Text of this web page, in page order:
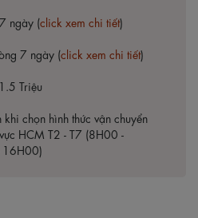
ngày (click xem chi tiết)
7 ngày (click xem chi tiết)
Triệu
chọn hình thức vận chuyển
HCM T2 - T7 (8H00 -